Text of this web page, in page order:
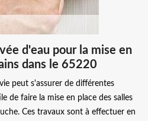
d'eau pour la mise en
dans le 65220
peut s'assurer de différentes
de faire la mise en place des salles
Ces travaux sont à effectuer en